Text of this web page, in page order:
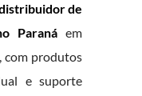
de
Paraná em
com produtos
e suporte